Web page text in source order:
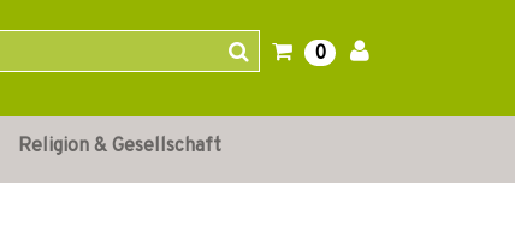
0
Religion & Gesellschaft